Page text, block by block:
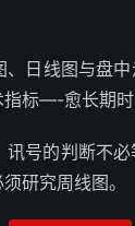
日线图与盘
标—-愈长期
号的判断不
研究周线图。